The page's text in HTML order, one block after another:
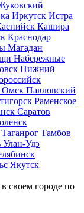
Иркутск Истра
Кашира
Краснодар
Магадан
Набережные
Нижний
Омск Павловский
Раменское
Саратов
Таганрог Тамбов
Улан-Удэ
Якутск
своем городе по